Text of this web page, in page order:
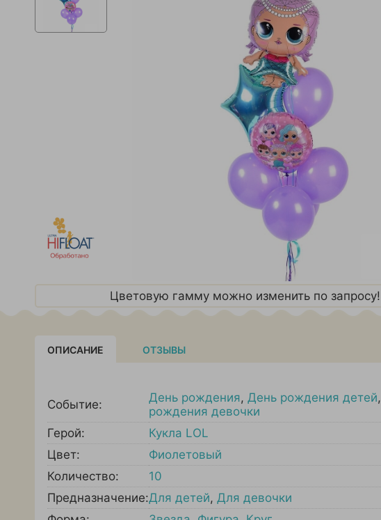
Цветовую гамму можно изменить по запросу!
ОПИСАНИЕ ОТЗЫВЫ
Событие: День рождения, День рождения детей,
рождения девочки
Герой:
Кукла LOL
Цвет:
Фиолетовый
Количество:
10
Предназначение:Для детей, Для девочки